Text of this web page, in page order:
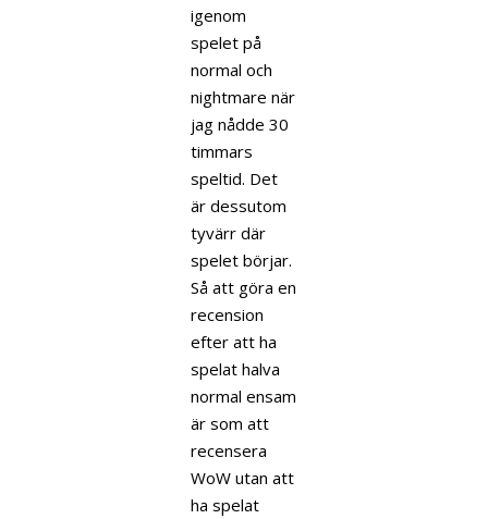
igenom
spelet på
normal och
nightmare när
jag nådde 30
timmars
speltid. Det
är dessutom
tyvärr där
spelet börjar.
Så att göra en
recension
efter att ha
spelat halva
normal ensam
är som att
recensera
WoW utan att
ha spelat